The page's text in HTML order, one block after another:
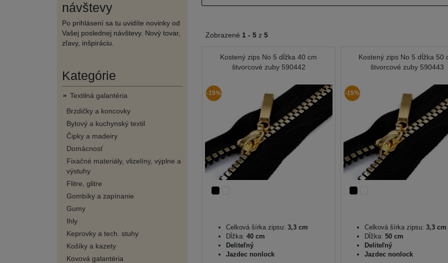
návštevy
Po prihlásení sa tu uvidíte novinky od
Vašej poslednej návštevy. Nový tovar,
zľavy, inšpiráciu.
Kategórie
Textilná galantéria
Brzdičky a koncovky
Bytový a kuchynský textil
Čipky a madeiry
Domácnosť
Fixačné materiály, vlizelíny, výplne a
výstuhy
Flitre, glitre
Gombíky a zapínanie
Gumy
Ihly
Keprovky a tech. stuhy
Košíky a kazety
Kovová galantéria
Zobrazené 1 - 5 z 5
Kostený zips No 5 dĺžka 40 cm
štvorcové zuby 590442
-15%
Celková šírka zipsu: 3,3 cm
Dĺžka: 40 cm
Deliteľný
Jazdec nonlock
Kostený zips No 5 dĺžka 50
štvorcové zuby 590443
-15%
Celková šírka zipsu: 3,3 cm
Dĺžka: 50 cm
Deliteľný
Jazdec nonlock